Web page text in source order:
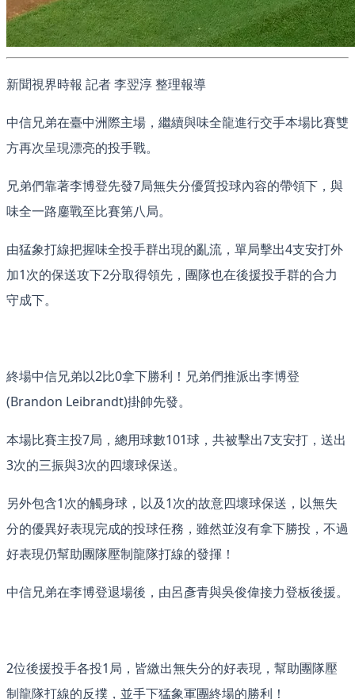
新聞視界時報 記者 李翌淳 整理報導
中信兄弟在臺中洲際主場，繼續與味全龍進行交手本場比賽雙
方再次呈現漂亮的投手戰。
兄弟們靠著李博登先發7局無失分優質投球內容的帶領下，與
味全一路鏖戰至比賽第八局。
由猛象打線把握味全投手群出現的亂流，單局擊出4支安打外
加1次的保送攻下2分取得領先，團隊也在後援投手群的合力
守成下。
終場中信兄弟以2比0拿下勝利！​兄弟們推派出李博登
(Brandon Leibrandt)掛帥先發。
本場比賽主投7局，總用球數101球，共被擊出7支安打，送出
3次的三振與3次的四壞球保送。
另外包含1次的觸身球，以及1次的故意四壞球保送，以無失
分的優異好表現完成的投球任務，雖然並沒有拿下勝投，不過
好表現仍幫助團隊壓制龍隊打線的發揮！​
中信兄弟在李博登退場後，由呂彥青與吳俊偉接力登板後援。
2位後援投手各投1局，皆繳出無失分的好表現，幫助團隊壓
制龍隊打線的反撲，並手下猛象軍團終場的勝利！